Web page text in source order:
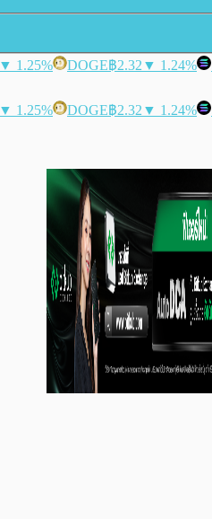
▼ 1.25% DOGE฿2.32 ▼ 1.24%
▼ 1.25% DOGE฿2.32 ▼ 1.24%